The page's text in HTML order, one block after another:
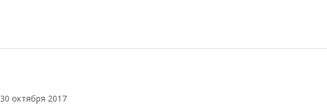
30 октября 2017